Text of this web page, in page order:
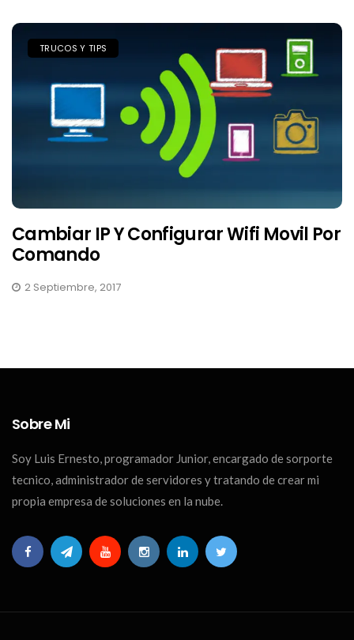
TRUCOS Y TIPS
Cambiar IP Y Configurar Wifi Movil Por
Comando
2 Septiembre, 2017
Sobre Mi
Soy Luis Ernesto, programador Junior, encargado de sorporte
tecnico, administrador de servidores y tratando de crear mi
propia empresa de soluciones en la nube.